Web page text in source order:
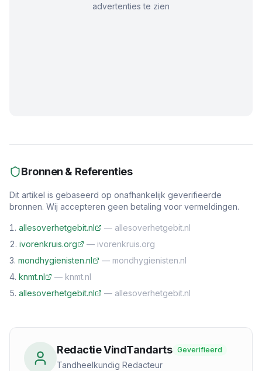
advertenties te zien
Bronnen & Referenties
Dit artikel is gebaseerd op onafhankelijk geverifieerde
bronnen. Wij accepteren geen betaling voor vermeldingen.
allesoverhetgebit.nl — allesoverhetgebit.nl
ivorenkruis.org
— ivorenkruis.org
mondhygienisten.nl
— mondhygienisten.nl
knmt.nl
— knmt.nl
allesoverhetgebit.nl
— allesoverhetgebit.nl
Redactie VindTandarts Geverifieerd
Tandheelkundig Redacteur